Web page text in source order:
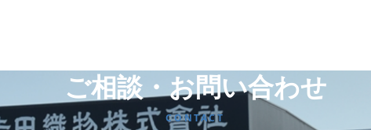
ご相談・お問い合わせ
CONTACT